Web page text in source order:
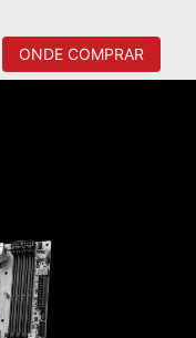
ONDE COMPRAR